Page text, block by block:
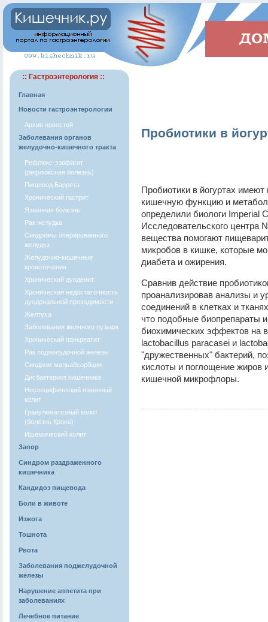
:: Гастроэнтерология ::
Главная
Новости гастроэнтерологии
Архив новостей
Заболевания органов
желудочно-кишечного тракта
Рефлюкс-эзофагит
(рефлюксная болезнь)
Пищевод Баррета
Хронический гастрит
Язвенная болезнь
Рак желудка
Синдромы оперированного
желудка
Желудочно-кишечные
кровотечения
Хронический дуоденит
Хроническая недостаточность
дуоденальной проходимости
Желтуха
Заболевания желчного пузыря
Хронический панкреатит
Рак поджелудочной железы
Синдром мальабсорбции
Дисбактериоз кишечника
Неспецифический язвенный
колит
Гранулематозный колит
(болезнь Крона)
Ишемический колит
Запор
Синдром раздраженного
кишечника
Кандидоз пищевода
Боли в животе
Изжога
Тошнота
Рвота
Заболевания поджелудочной
железы
Нарушение аппетита при
заболеваниях
Лечебное питание
Пробиотики в
Пробиотики в йогуртах
кишечную функцию и
определили биологи Imperial
Исследовательского центра
вещества помогают
микробов в кишке, которые
диабета и ожирения.
Сравнив действие
проанализировав анализы и
соединений в клетках и
что подобные биопрепараты
биохимических эффектов на
lactobacillus paracasei и
"дружественных" бактерий,
кислоты и поглощение жиров
кишечной микрофлоры.